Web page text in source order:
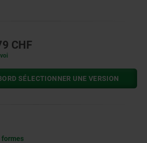
CHF
SÉLECTIONNER UNE VERSION
formes